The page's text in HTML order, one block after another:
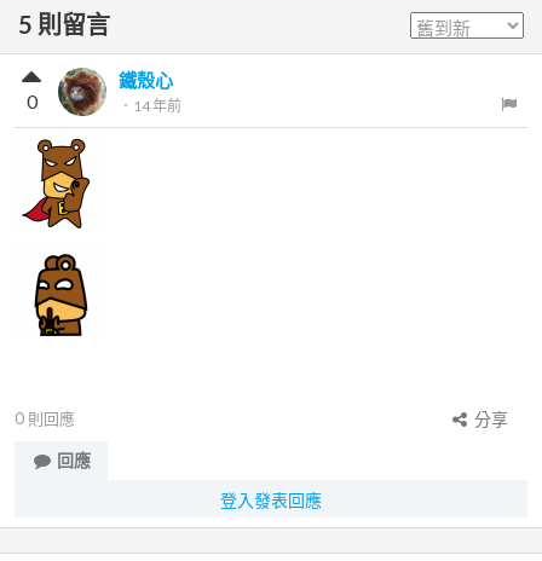
5 則留言
鐵殼心
． 14 年前
0
0 則回應
分享
回應
登入發表回應